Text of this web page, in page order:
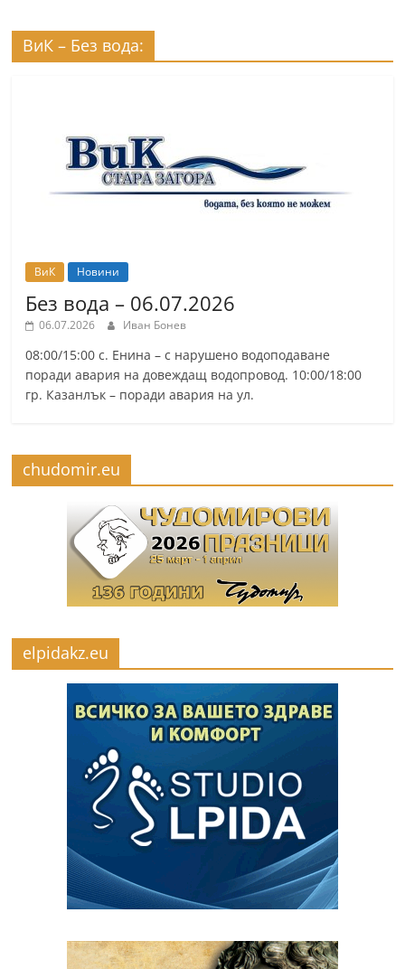
ВиК – Без вода:
ВиК Новини
Без вода – 06.07.2026
06.07.2026 Иван Бонев
08:00/15:00 с. Енина – с нарушено водоподаване
поради авария на довеждащ водопровод. 10:00/18:00
гр. Казанлък – поради авария на ул.
chudomir.eu
elpidakz.eu